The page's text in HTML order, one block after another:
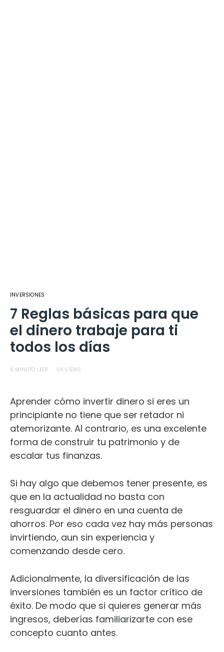
INVERSIONES
7 Reglas básicas para que
el dinero trabaje para ti
todos los días
6 MINUTO LEER 54 VIEWS
Aprender cómo invertir dinero si eres un
principiante no tiene que ser retador ni
atemorizante. Al contrario, es una excelente
forma de construir tu patrimonio y de
escalar tus finanzas.
Si hay algo que debemos tener presente, es
que en la actualidad no basta con
resguardar el dinero en una cuenta de
ahorros. Por eso cada vez hay más personas
invirtiendo, aun sin experiencia y
comenzando desde cero.
Adicionalmente, la diversificación de las
inversiones también es un factor crítico de
éxito. De modo que si quieres generar más
ingresos, deberías familiarizarte con ese
concepto cuanto antes.